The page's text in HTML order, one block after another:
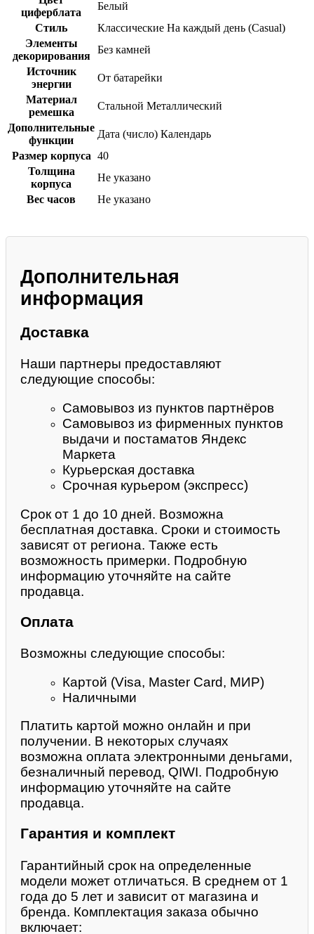
циферблата
Белый
Стиль
Классические На каждый день (Casual)
Элементы
декорирования
Без камней
Источник
энергии
От батарейки
Материал
ремешка
Стальной Металлический
Дополнительные
функции
Дата (число) Календарь
Размер корпуса 40
Толщина
корпуса
Не указано
Вес часов
Не указано
Дополнительная
информация
Доставка
Наши партнеры предоставляют
следующие способы:
Самовывоз из пунктов партнёров
Самовывоз из фирменных пунктов
выдачи и постаматов Яндекс
Маркета
Курьерская доставка
Срочная курьером (экспресс)
Срок от 1 до 10 дней. Возможна
бесплатная доставка. Сроки и стоимость
зависят от региона. Также есть
возможность примерки. Подробную
информацию уточняйте на сайте
продавца.
Оплата
Возможны следующие способы:
Картой (Visa, Master Card, МИР)
Наличными
Платить картой можно онлайн и при
получении. В некоторых случаях
возможна оплата электронными деньгами,
безналичный перевод, QIWI. Подробную
информацию уточняйте на сайте
продавца.
Гарантия и комплект
Гарантийный срок на определенные
модели может отличаться. В среднем от 1
года до 5 лет и зависит от магазина и
бренда. Комплектация заказа обычно
включает: